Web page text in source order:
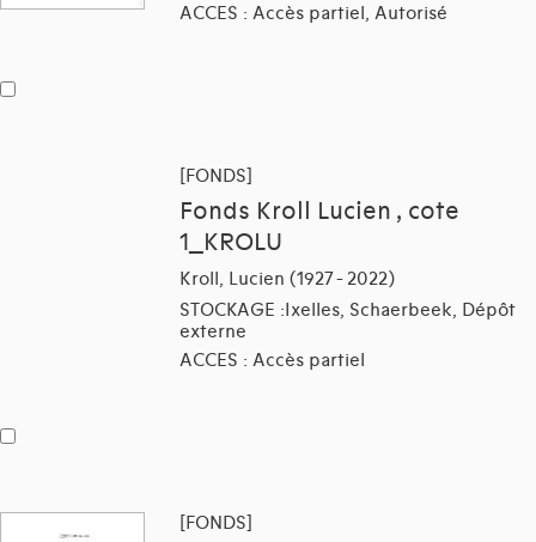
ACCES : Accès partiel, Autorisé
[FONDS]
Fonds Kroll Lucien , cote
1_KROLU
Kroll, Lucien (1927 - 2022)
STOCKAGE :Ixelles, Schaerbeek, Dépôt
externe
ACCES : Accès partiel
[FONDS]